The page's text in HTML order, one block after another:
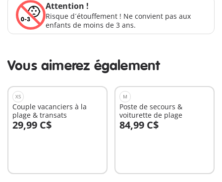
Attention !
Risque d´étouffement ! Ne convient pas aux
enfants de moins de 3 ans.
Vous aimerez également
XS
Couple vacanciers à la
plage & transats
29,99 C$
Au panier
M
Poste de secours &
voiturette de plage
84,99 C$
Au panier